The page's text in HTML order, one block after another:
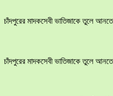
চাঁদপুরের মাদকসেবী ভাতিজাকে তুলে আনতে
চাঁদপুরের মাদকসেবী ভাতিজাকে তুলে আনতে